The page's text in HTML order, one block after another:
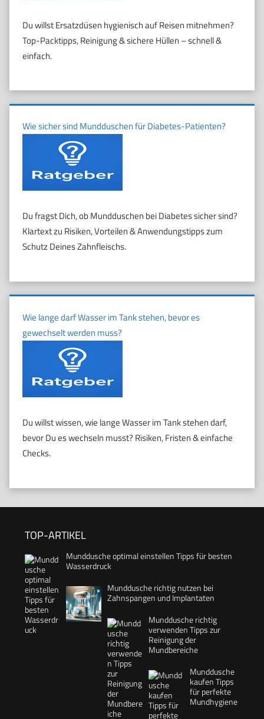
Du willst Ersatzdüsen hygienisch auf Reisen mitnehmen?
Top-Packtipps, Reinigung & sichere Hüllen – schnell &
einfach.
Wie sicher sind Mundduschen für Diabetes-Patienten?
Du fragst Dich, ob Mundduschen bei Diabetes sicher sind?
Klartext zu Risiken, Vorteilen & Anwendungstipps zum
Schutz Deines Zahnfleischs.
Wie lange darf Wasser im Tank stehen, bevor es
gewechselt werden muss?
Du willst wissen, wie lange Wasser im Tank stehen darf,
bevor Du es wechseln musst? Risiken, Fristen & einfache
Checks.
TOP-ARTIKEL
Munddusche optimal einstellen Tipps für besten
Wasserdruck
Munddusche richtig nutzen bei
Zahnspangen und Implantaten
Munddusche richtig
verwenden Tipps zur
Reinigung der
Mundbereiche
Munddusche
kaufen Tipps
für perfekte
Mundhygiene